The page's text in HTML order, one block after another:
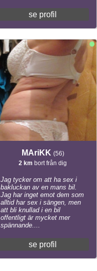
se profil
MAriKK (56)
2 km bort från dig
Jag tycker om att ha sex i
bakluckan av en mans bil.
Jag har inget emot dem som
alltid har sex i sängen, men
att bli knullad i en bil
offentligt är mycket mer
spännande....
se profil